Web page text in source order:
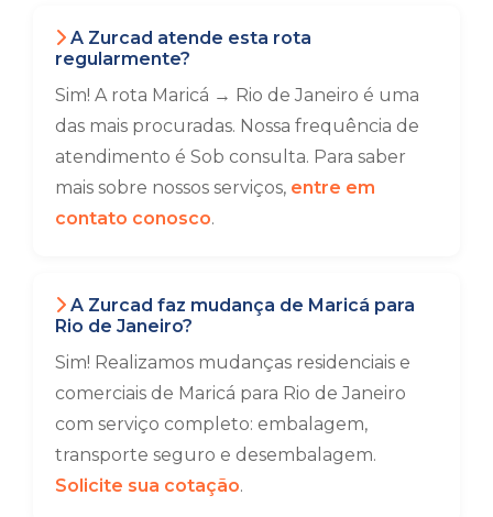
A Zurcad atende esta rota
regularmente?
Sim! A rota Maricá → Rio de Janeiro é uma
das mais procuradas. Nossa frequência de
atendimento é Sob consulta. Para saber
mais sobre nossos serviços, entre em
contato conosco.
A Zurcad faz mudança de Maricá para
Rio de Janeiro?
Sim! Realizamos mudanças residenciais e
comerciais de Maricá para Rio de Janeiro
com serviço completo: embalagem,
transporte seguro e desembalagem.
Solicite sua cotação.